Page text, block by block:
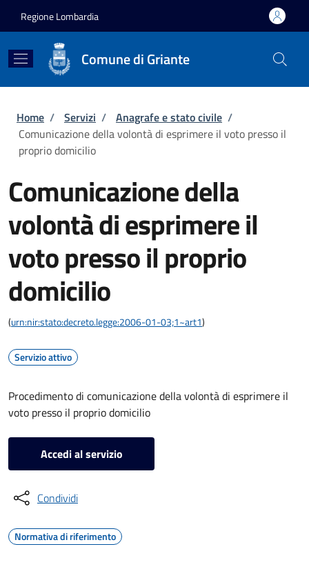
Regione Lombardia
Comune di Griante
Briciole di pane
Home / Servizi / Anagrafe e stato civile /
Comunicazione della volontà di esprimere il voto presso il
proprio domicilio
Comunicazione della
volontà di esprimere il
voto presso il proprio
domicilio
(urn:nir:stato:decreto.legge:2006-01-03;1~art1)
Servizio attivo
Procedimento di comunicazione della volontà di esprimere il
voto presso il proprio domicilio
Accedi al servizio
Condividi
Normativa di riferimento